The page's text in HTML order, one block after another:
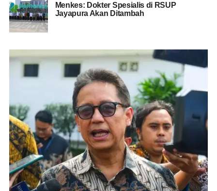
Menkes: Dokter Spesialis di RSUP
Jayapura Akan Ditambah